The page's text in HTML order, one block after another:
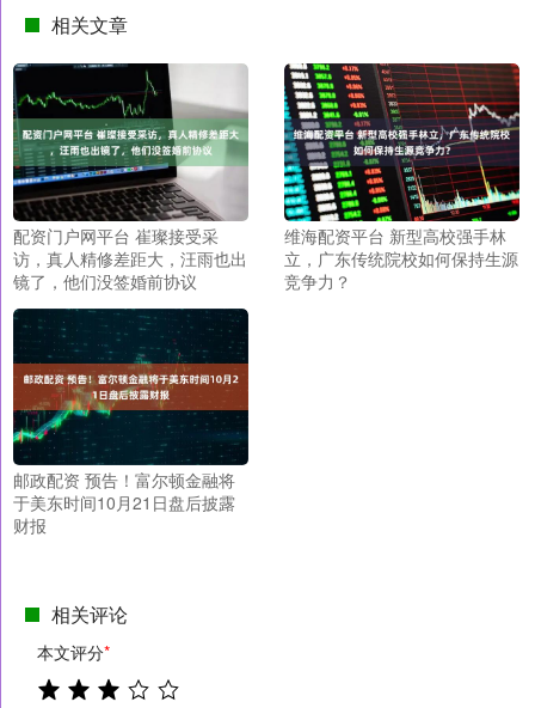
相关文章
配资门户网平台 崔璨接受采
访，真人精修差距大，汪雨也出
镜了，他们没签婚前协议
维海配资平台 新型高校强手林
立，广东传统院校如何保持生源
竞争力？
邮政配资 预告！富尔顿金融将
于美东时间10月21日盘后披露
财报
相关评论
本文评分*